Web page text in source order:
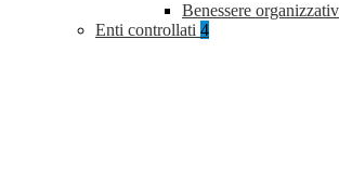
Benessere
Enti controllati 4